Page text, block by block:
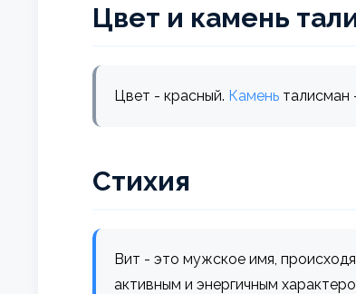
Цвет и камень
Цвет - красный. Камень талисман
Стихия
Вит - это мужское имя,
активным и энергичным